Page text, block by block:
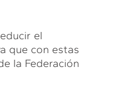
el
que con estas
la Federación